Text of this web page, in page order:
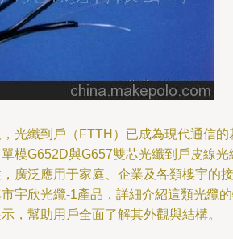
光纖到戶（FTTH）已成為現代通信的
模G652D與G657雙芯光纖到戶皮線光
廣泛應用于家庭、企業及各類樓宇的接
宇欣光纜-1產品，詳細介紹這類光纜
，幫助用戶全面了解其外觀與結構。